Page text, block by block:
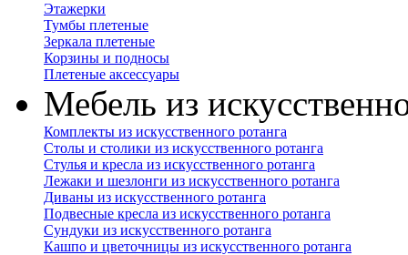
Этажерки
Тумбы плетеные
Зеркала плетеные
Корзины и подносы
Плетеные аксессуары
Мебель из
Комплекты из искусственного ротанга
Столы и столики из искусственного ротанга
Стулья и кресла из искусственного ротанга
Лежаки и шезлонги из искусственного ротанга
Диваны из искусственного ротанга
Подвесные кресла из искусственного ротанга
Сундуки из искусственного ротанга
Кашпо и цветочницы из искусственного ротанга